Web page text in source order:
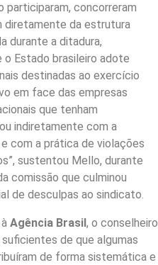
participaram, concorreram
diretamente da estrutura
durante a ditadura,
o Estado brasileiro adote
destinadas ao exercício
em face das empresas
que tenham
indiretamente com a
com a prática de violações
sustentou Mello, durante
comissão que culminou
de desculpas ao sindicato.
àAgência Brasil, o conselheiro
de que algumas
de forma sistemática e